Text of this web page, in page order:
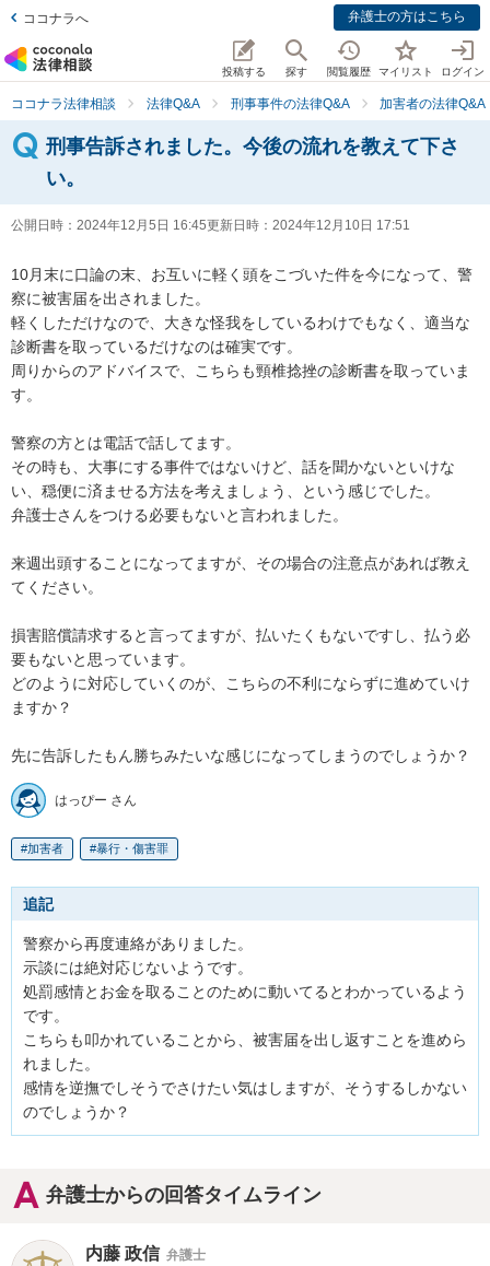
ココナラへ 弁護士の方はこちら
投稿する 探す 閲覧履歴 マイリスト ログイン
ココナラ法律相談 法律Q&A 刑事事件の法律Q&A 加害者の法律Q&A
刑事告訴されました。今後の流れを教えて下さ
い。
公開日時： 2024年12月5日 16:45更新日時： 2024年12月10日 17:51
10月末に口論の末、お互いに軽く頭をこづいた件を今になって、警
察に被害届を出されました。
軽くしただけなので、大きな怪我をしているわけでもなく、適当な
診断書を取っているだけなのは確実です。
周りからのアドバイスで、こちらも頸椎捻挫の診断書を取っていま
す。
警察の方とは電話で話してます。
その時も、大事にする事件ではないけど、話を聞かないといけな
い、穏便に済ませる方法を考えましょう、という感じでした。
弁護士さんをつける必要もないと言われました。
来週出頭することになってますが、その場合の注意点があれば教え
てください。
損害賠償請求すると言ってますが、払いたくもないですし、払う必
要もないと思っています。
どのように対応していくのが、こちらの不利にならずに進めていけ
ますか？
先に告訴したもん勝ちみたいな感じになってしまうのでしょうか？
はっぴー さん
加害者 暴行・傷害罪
追記
警察から再度連絡がありました。
示談には絶対応じないようです。
処罰感情とお金を取ることのために動いてるとわかっているよう
です。
こちらも叩かれていることから、被害届を出し返すことを進めら
れました。
感情を逆撫でしそうでさけたい気はしますが、そうするしかない
のでしょうか？
弁護士からの回答タイムライン
内藤 政信 弁護士